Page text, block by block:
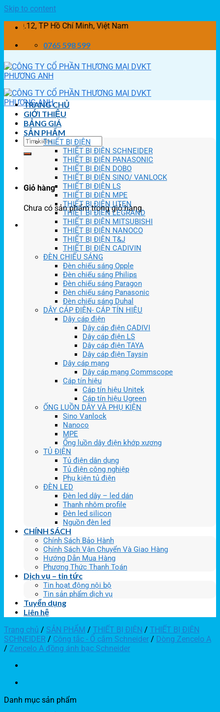
Skip to content
Q.12, TP Hồ Chí Minh, Việt Nam
0765 598 599
Giỏ hàng
Chưa có sản phẩm trong giỏ hàng.
TRANG CHỦ
GIỚI THIỆU
BẢNG GIÁ
SẢN PHẨM
THIẾT BỊ ĐIỆN
THIẾT BỊ ĐIỆN SCHNEIDER
THIẾT BỊ ĐIỆN PANASONIC
THIẾT BỊ ĐIỆN DOBO
THIẾT BỊ ĐIỆN SINO/ VANLOCK
THIẾT BỊ ĐIỆN LS
THIẾT BỊ ĐIỆN MPE
THIẾT BỊ ĐIỆN UTEN
THIẾT BỊ ĐIỆN LEGRAND
THIẾT BỊ ĐIỆN MITSUBISHI
THIẾT BỊ ĐIỆN NANOCO
THIẾT BỊ ĐIỆN T&J
THIẾT BỊ ĐIỆN CADIVIN
ĐÈN CHIẾU SÁNG
Đèn chiếu sáng Opple
Đèn chiếu sáng Philips
Đèn chiếu sáng Paragon
Đèn chiếu sáng Panasonic
Đèn chiếu sáng Duhal
DÂY CÁP ĐIỆN- CÁP TÍN HIỆU
Dây cáp điện
Dây cáp điện CADIVI
Dây cáp điện LS
Dây cáp điện TAYA
Dây cáp điện Taysin
Dây cáp mạng
Dây cáp mạng Commscope
Cáp tín hiệu
Cáp tín hiệu Unitek
Cáp tín hiệu Ugreen
ỐNG LUỒN DÂY VÀ PHỤ KIỆN
Sino Vanlock
Nanoco
MPE
Ống luồn dây điện khớp xương
TỦ ĐIỆN
Tủ điện dân dụng
Tủ điện công nghiệp
Phụ kiện tủ điện
ĐÈN LED
Đèn led dây – led dán
Thanh nhôm profile
Đèn led silicon
Nguồn đèn led
CHÍNH SÁCH
Chính Sách Bảo Hành
Chính Sách Vận Chuyển Và Giao Hàng
Hướng Dẫn Mua Hàng
Phương Thức Thanh Toán
Dịch vụ – tin tức
Tin hoạt động nội bộ
Tin sản phẩm dịch vụ
Tuyển dụng
Liên hệ
Trang chủ / SẢN PHẨM / THIẾT BỊ ĐIỆN / THIẾT BỊ ĐIỆN
SCHNEIDER / Công tắc - Ổ cắm Schneider / Dòng Zencelo A
/ Zencelo A đồng ánh bạc Schneider
Danh mục sản phẩm